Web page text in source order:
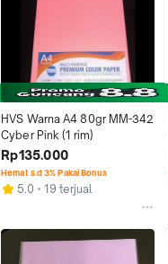
HVS Warna A4 80gr MM-342
Cyber Pink (1 rim)
Rp135.000
Hemat s.d 3% Pakai Bonus
5.0 19 terjual